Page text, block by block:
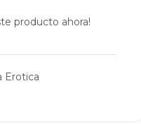
producto ahora!
Erotica